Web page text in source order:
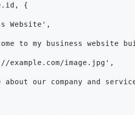
{
Website',
to my business website
example.com/image.jpg',
our company and